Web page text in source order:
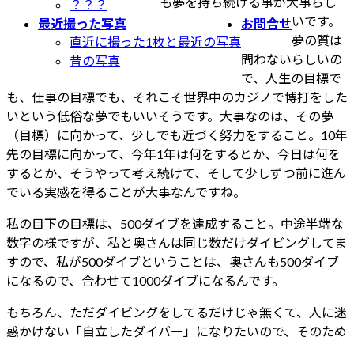
？？？
最近撮った写真
直近に撮った1枚と最近の写真
昔の写真
お問合せ
新
日
時
:
いです。
夢の質は
問わないらしいの
で、人生の目標で
も、仕事の目標でも、それこそ世界中のカジノで博打をした
いという低俗な夢でもいいそうです。大事なのは、その夢
（目標）に向かって、少しでも近づく努力をすること。10年
先の目標に向かって、今年1年は何をするとか、今日は何を
するとか、そうやって考え続けて、そして少しずつ前に進ん
でいる実感を得ることが大事なんですね。
私の目下の目標は、500ダイブを達成すること。中途半端な
数字の様ですが、私と奥さんは同じ数だけダイビングしてま
すので、私が500ダイブということは、奥さんも500ダイブ
になるので、合わせて1000ダイブになるんです。
もちろん、ただダイビングをしてるだけじゃ無くて、人に迷
惑かけない「自立したダイバー」になりたいので、そのため